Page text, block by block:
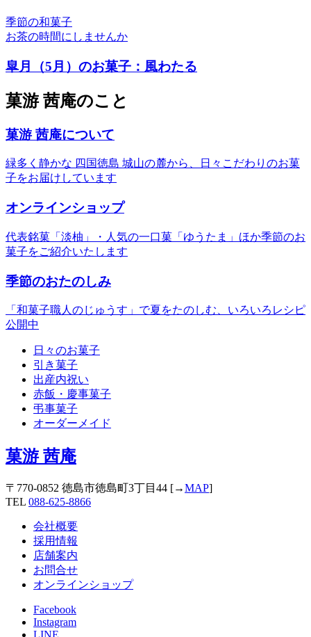
季節の和菓子
お茶の時間にしませんか
皐月（5月）のお菓子：風わたる
菓游 茜庵のこと
菓游 茜庵について
緑多く静かな 四国徳島 城山の麓から、日々こだわりのお菓
子をお届けしています
オンラインショップ
代表銘菓「淡柚」・人気の一口菓「ゆうたま」ほか季節のお
菓子をご紹介いたします
季節のおたのしみ
「和菓子職人のじゅうす」で夏をたのしむ、いろいろレシピ
公開中
日々のお菓子
引き菓子
出産内祝い
赤飯・慶事菓子
弔事菓子
オーダーメイド
菓游 茜庵
〒770-0852 徳島市徳島町3丁目44 [→MAP]
TEL 088-625-8866
会社概要
採用情報
店舗案内
お問合せ
オンラインショップ
Facebook
Instagram
LINE